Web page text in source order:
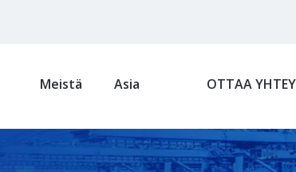
Meistä Asia OTTAA